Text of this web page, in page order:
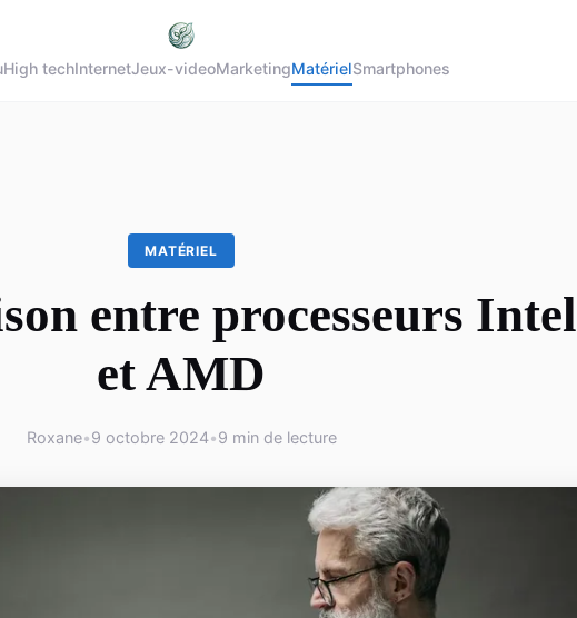
High techInternetJeux-videoMarketingMatérielSmartphones
MATÉRIEL
entre processeurs Intel
et AMD
Roxane•9 octobre 2024•9 min de lecture